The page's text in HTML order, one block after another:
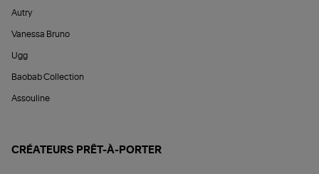
Autry
Vanessa Bruno
Ugg
Baobab Collection
Assouline
CRÉATEURS PRÊT-À-PORTER